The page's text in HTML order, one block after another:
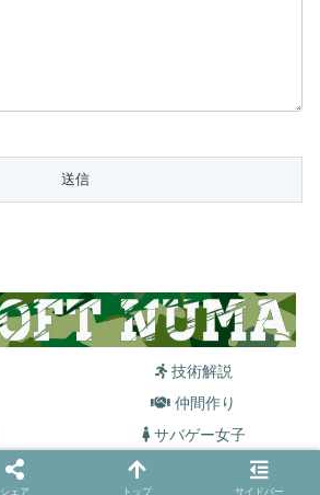
技術解説
仲間作り
サバゲー女子
© 2021 サバゲー沼.
シェア トップ サイドバー